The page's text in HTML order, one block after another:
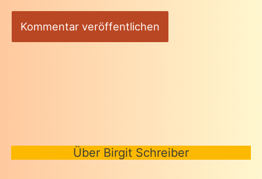
Über Birgit Schreiber